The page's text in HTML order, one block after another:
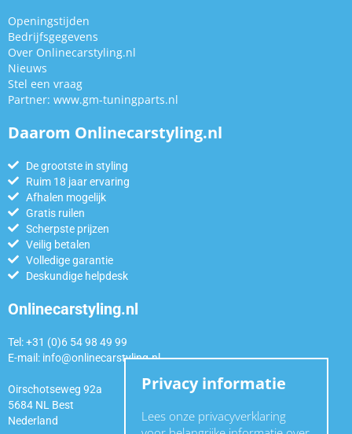
Openingstijden
Bedrijfsgegevens
Over Onlinecarstyling.nl
Nieuws
Stel een vraag
Partner: www.gm-tuningparts.nl
Daarom Onlinecarstyling.nl
De grootste in styling
Ruim 18 jaar ervaring
Afhalen mogelijk
Gratis ruilen
Scherpste prijzen
Veilig betalen
Volledige garantie
Deskundige helpdesk
Onlinecarstyling.nl
Tel: +31 (0)6 54 98 49 99
E-mail: info@onlinecarstyling.nl
Oirschotseweg 92a
5684 NL Best
Nederland
Privacy informatie
Lees onze privacyverklaring